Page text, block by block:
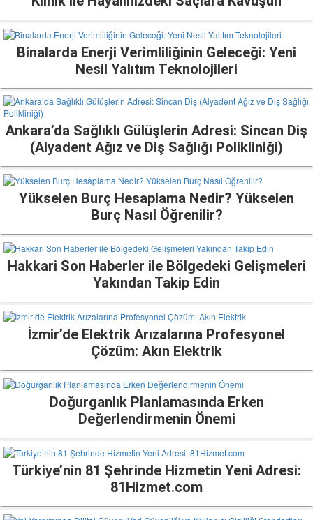
Binalarda Enerji Verimliliğinin Geleceği: Yeni
Nesil Yalıtım Teknolojileri
Ankara’da Sağlıklı Gülüşlerin Adresi: Sincan Diş
(Alyadent Ağız ve Diş Sağlığı Polikliniği)
Yükselen Burç Hesaplama Nedir? Yükselen
Burç Nasıl Öğrenilir?
Hakkari Son Haberler ile Bölgedeki Gelişmeleri
Yakından Takip Edin
İzmir’de Elektrik Arızalarına Profesyonel
Çözüm: Akın Elektrik
Doğurganlık Planlamasında Erken
Değerlendirmenin Önemi
Türkiye’nin 81 Şehrinde Hizmetin Yeni Adresi:
81Hizmet.com